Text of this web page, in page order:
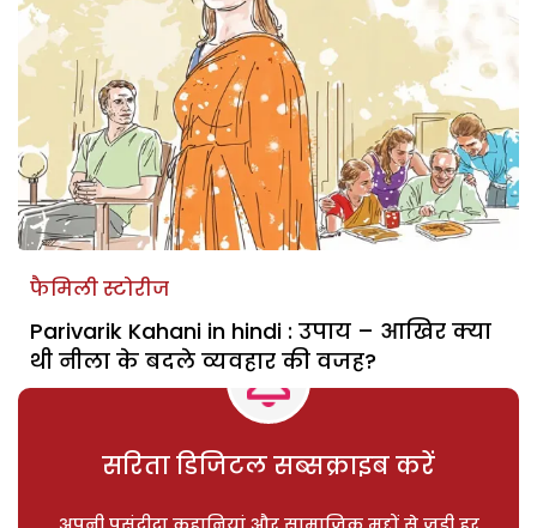
फैमिली स्टोरीज
Parivarik Kahani in hindi : उपाय – आखिर क्या
थी नीला के बदले व्यवहार की वजह?
सरिता डिजिटल सब्सक्राइब करें